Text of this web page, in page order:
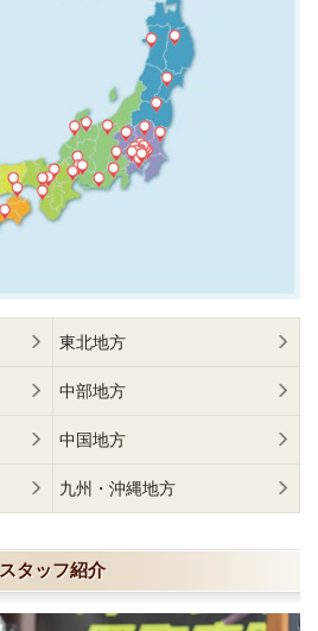
東北地方
中部地方
中国地方
九州・沖縄地方
スタッフ紹介